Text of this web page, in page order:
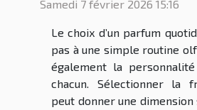
Samedi 7 février 2026 15:16
Le choix d’un parfum
pas à une simple routine
également la
chacun. Sélectionner la
peut donner une